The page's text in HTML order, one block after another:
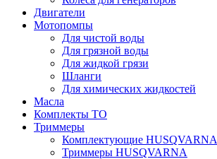
Двигатели
Мотопомпы
Для чистой воды
Для грязной воды
Для жидкой грязи
Шланги
Для химических жидкостей
Масла
Комплекты ТО
Триммеры
Комплектующие HUSQVARNA
Триммеры HUSQVARNA